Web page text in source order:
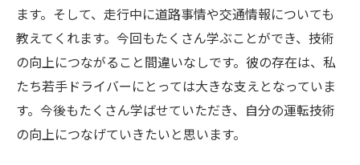
ます。そして、走行中に道路事情や交通情報についても
教えてくれます。今回もたくさん学ぶことができ、技術
の向上につながること間違いなしです。彼の存在は、私
たち若手ドライバーにとっては大きな支えとなっていま
す。今後もたくさん学ばせていただき、自分の運転技術
の向上につなげていきたいと思います。